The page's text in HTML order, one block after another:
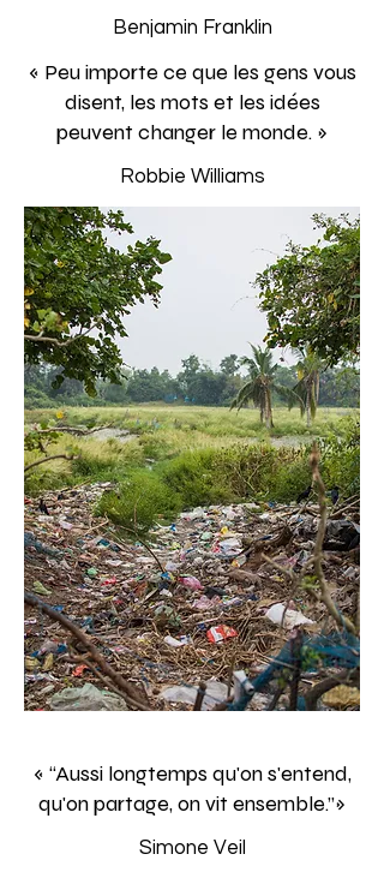
Benjamin Franklin
« Peu importe ce que les gens vous
disent, les mots et les idées
peuvent changer le monde. »
Robbie Williams
« “Aussi longtemps qu'on s'entend,
qu'on partage, on vit ensemble.”»
Simone Veil